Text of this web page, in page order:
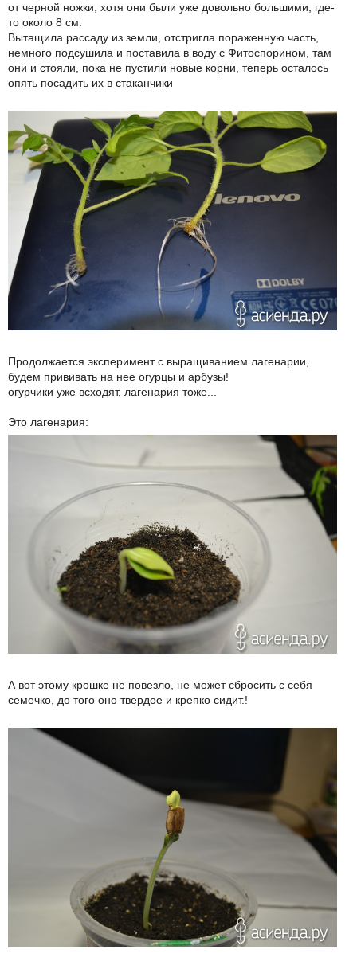
от черной ножки, хотя они были уже довольно большими, где-
то около 8 см.
Вытащила рассаду из земли, отстригла пораженную часть,
немного подсушила и поставила в воду с Фитоспорином, там
они и стояли, пока не пустили новые корни, теперь осталось
опять посадить их в стаканчики
Продолжается эксперимент с выращиванием лагенарии,
будем прививать на нее огурцы и арбузы!
огурчики уже всходят, лагенария тоже...
Это лагенария:
А вот этому крошке не повезло, не может сбросить с себя
семечко, до того оно твердое и крепко сидит.!